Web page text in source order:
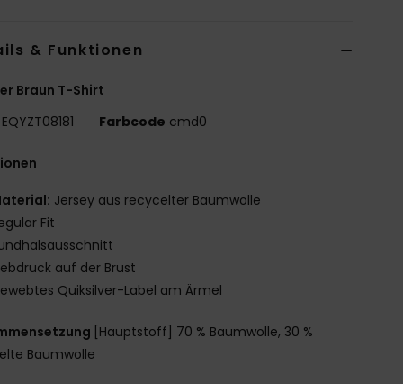
& Funktionen
Braun T-Shirt
EQYZT08181 Farbcode cmd0
Jersey aus recycelter Baumwolle
Fit
auf der Brust
Quiksilver-Label am Ärmel
[Hauptstoff] 70 % Baumwolle, 30 %
Baumwolle